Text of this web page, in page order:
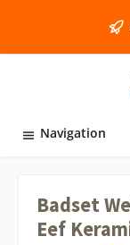
Navigation
Badset
Eef